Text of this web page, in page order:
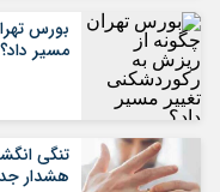
بورس
مسیر داد؟
تنگی
هشدار